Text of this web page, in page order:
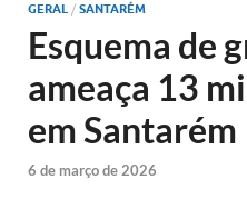
GERAL / SANTARÉM
Esquema de
ameaça 13
em Santarém
6 de março de 2026